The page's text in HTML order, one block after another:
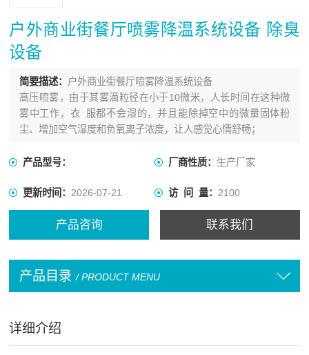
户外商业街餐厅喷雾降温系统设备 除臭
设备
简要描述： 户外商业街餐厅喷雾降温系统设备
高压喷雾，由于其雾滴粒径在小于10微米，人长时间在这种微
雾中工作，衣 服都不会湿的，并且能除掉空中的微量固体粉
尘、增加空气湿度和负氧离子浓度，让人感觉心情舒畅；
产品型号： 厂商性质： 生产厂家
更新时间：2026-07-21 访 问 量： 2100
产品咨询 联系我们
产品目录 / PRODUCT MENU
详细介绍